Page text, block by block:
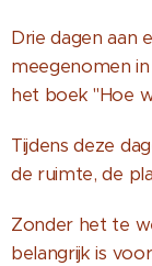
Drie dagen aan
meegenomen
het boek "Hoe
Tijdens deze
de ruimte, de
Zonder het te
belangrijk is